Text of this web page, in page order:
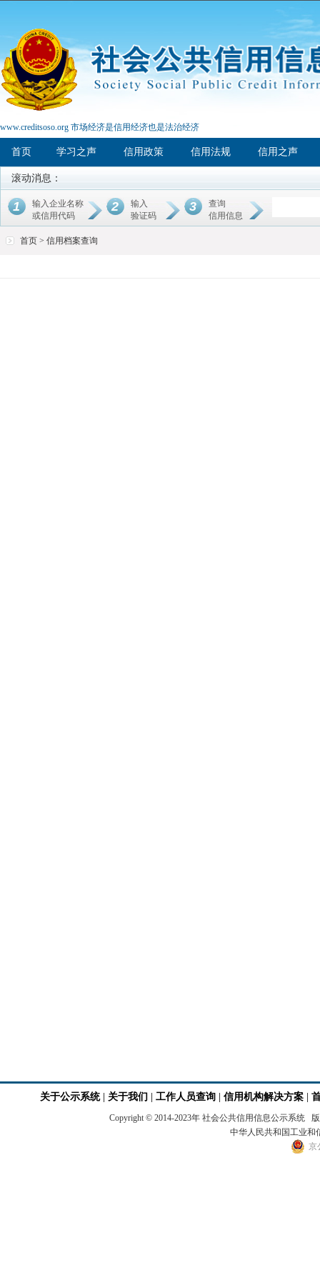
www.creditsoso.org 市场经济是信用经济也是法治经济
首页 学习之声 信用政策 信用法规 信用之声
滚动消息：
1
输入企业名称
或信用代码
2
输入
验证码
3
查询
信用信息
首页 > 信用档案查询
关于公示系统| 关于我们 工作人员查询 信用机构解决方案
Copyright © 2014-2023年 社会公共信用信息公示系
中华人民共和国工业和
京